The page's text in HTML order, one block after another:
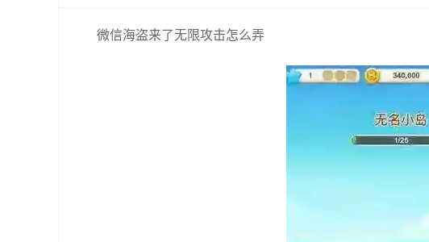
微信海盗来了无限攻击怎么弄